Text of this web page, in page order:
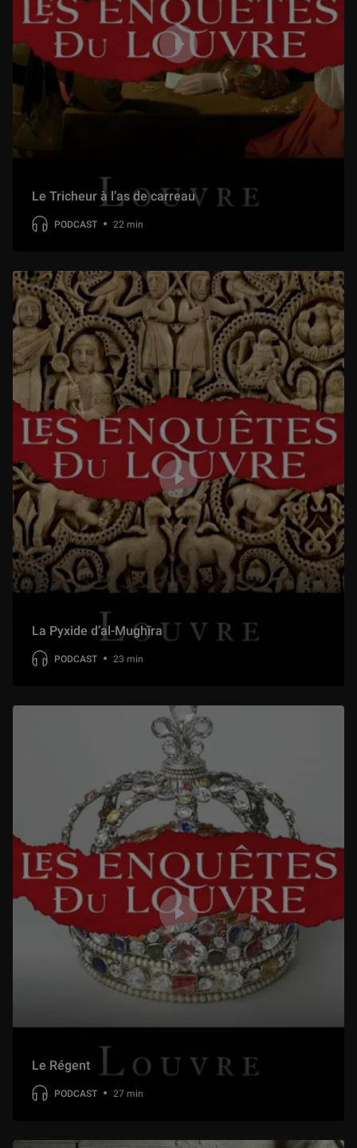
Le Tricheur à l’as de carreau
PODCAST 22 min
La Pyxide d’al-Mughīra
PODCAST 23 min
Le Régent
PODCAST 27 min